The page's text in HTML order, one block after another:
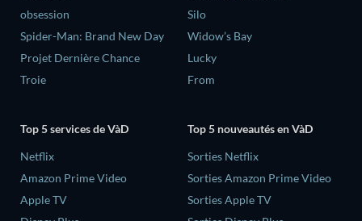
obsession
Spider-Man: Brand New Day
Projet Dernière Chance
Troie
Silo
Widow’s Bay
Lucky
From
Top 5 services de VàD
Netflix
Amazon Prime Video
Apple TV
Top 5 nouveautés en VàD
Sorties Netflix
Sorties Amazon Prime Video
Sorties Apple TV